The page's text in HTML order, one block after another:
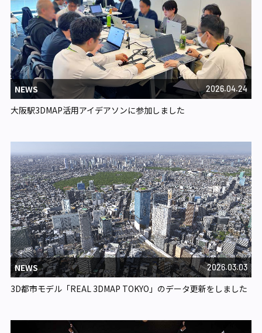
NEWS 2026.04.24
大阪駅3DMAP活用アイデアソンに参加しました
NEWS 2026.03.03
3D都市モデル「REAL 3DMAP TOKYO」のデータ更新をしました